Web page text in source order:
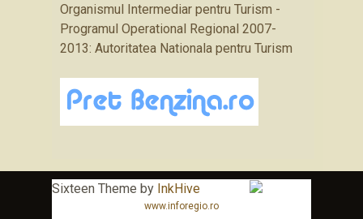
Organismul Intermediar pentru Turism -
Programul Operational Regional 2007-
2013: Autoritatea Nationala pentru Turism
Sixteen Theme by InkHive
www.inforegio.ro